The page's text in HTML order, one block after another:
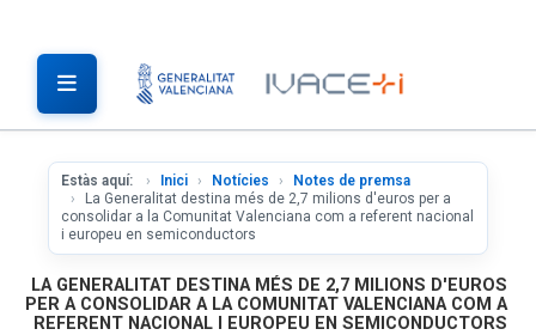
Estàs aquí: Inici Notícies
Notes de premsa
La Generalitat destina més de 2,7 milions d'euros per a
consolidar a la Comunitat Valenciana com a referent nacional
i europeu en semiconductors
LA GENERALITAT DESTINA MÉS DE 2,7 MILIONS D'EUROS
PER A CONSOLIDAR A LA COMUNITAT VALENCIANA COM A
REFERENT NACIONAL I EUROPEU EN SEMICONDUCTORS